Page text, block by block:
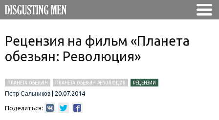
Рецензия на фильм «Планета
обезьян: Революция»
ПЛАНЕТА ОБЕЗЬЯН ПЛАНЕТА ОБЕЗЬЯН РЕВОЛЮЦИЯ
РЕЦЕНЗИИ
Петр Сальников
20.07.2014
Поделиться: